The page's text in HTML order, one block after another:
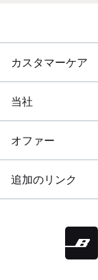
カスタマーケア
当社
オファー
追加のリンク